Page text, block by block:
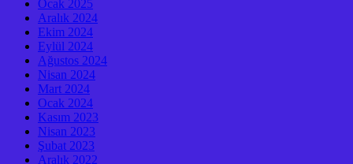
Ocak 2025
Aralık 2024
Ekim 2024
Eylül 2024
Ağustos 2024
Nisan 2024
Mart 2024
Ocak 2024
Kasım 2023
Nisan 2023
Şubat 2023
Aralık 2022